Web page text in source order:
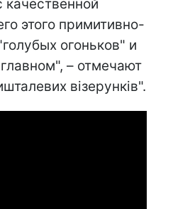
качественной
этого примитивно-
огоньков" и
– отмечают
візерунків".